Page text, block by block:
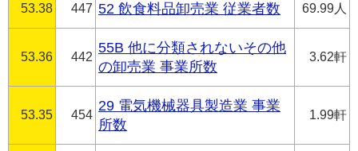
53.38 447 52 飲食料品卸売業 従業者数 69.99人
53.36 442
55B 他に分類されないその他
の卸売業 事業所数
3.62軒
53.35 454
29 電気機械器具製造業 事業
所数
1.99軒